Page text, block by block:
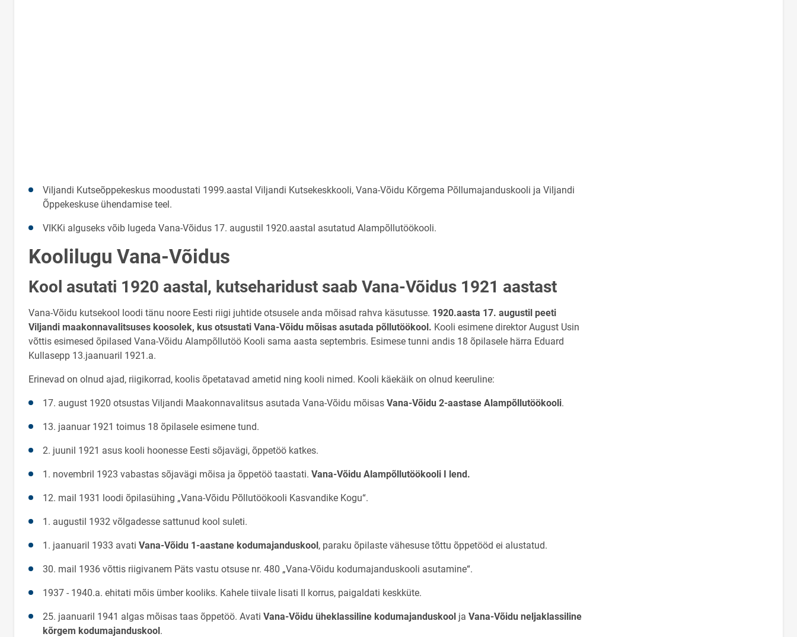
Viljandi Kutseõppekeskus moodustati 1999.aastal Viljandi Kutsekeskkooli, Vana-Võidu Kõrgema Põllumajanduskooli ja Viljandi
Õppekeskuse ühendamise teel.
VIKKi alguseks võib lugeda Vana-Võidus 17. augustil 1920.aastal asutatud Alampõllutöökooli.
Koolilugu Vana-Võidus
Kool asutati 1920 aastal, kutseharidust saab Vana-Võidus 1921 aastast
Vana-Võidu kutsekool loodi tänu noore Eesti riigi juhtide otsusele anda mõisad rahva käsutusse. 1920.aasta 17. augustil peeti
Viljandi maakonnavalitsuses koosolek, kus otsustati Vana-Võidu mõisas asutada põllutöökool. Kooli esimene direktor August Usin
võttis esimesed õpilased Vana-Võidu Alampõllutöö Kooli sama aasta septembris. Esimese tunni andis 18 õpilasele härra Eduard
Kullasepp 13.jaanuaril 1921.a.
Erinevad on olnud ajad, riigikorrad, koolis õpetatavad ametid ning kooli nimed. Kooli käekäik on olnud keeruline:
17. august 1920 otsustas Viljandi Maakonnavalitsus asutada Vana-Võidu mõisas Vana-Võidu 2-aastase Alampõllutöökooli.
13. jaanuar 1921 toimus 18 õpilasele esimene tund.
2. juunil 1921 asus kooli hoonesse Eesti sõjavägi, õppetöö katkes.
1. novembril 1923 vabastas sõjavägi mõisa ja õppetöö taastati. Vana-Võidu Alampõllutöökooli I lend.
12. mail 1931 loodi õpilasühing „Vana-Võidu Põllutöökooli Kasvandike Kogu“.
1. augustil 1932 võlgadesse sattunud kool suleti.
1. jaanuaril 1933 avati Vana-Võidu 1-aastane kodumajanduskool, paraku õpilaste vähesuse tõttu õppetööd ei alustatud.
30. mail 1936 võttis riigivanem Päts vastu otsuse nr. 480 „Vana-Võidu kodumajanduskooli asutamine“.
1937 - 1940.a. ehitati mõis ümber kooliks. Kahele tiivale lisati II korrus, paigaldati keskküte.
25. jaanuaril 1941 algas mõisas taas õppetöö. Avati Vana-Võidu üheklassiline kodumajanduskool ja Vana-Võidu neljaklassiline
kõrgem kodumajanduskool.